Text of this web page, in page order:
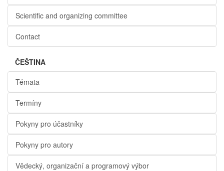
Scientific and organizing committee
Contact
ČEŠTINA
Témata
Termíny
Pokyny pro účastníky
Pokyny pro autory
Vědecký, organizační a programový výbor